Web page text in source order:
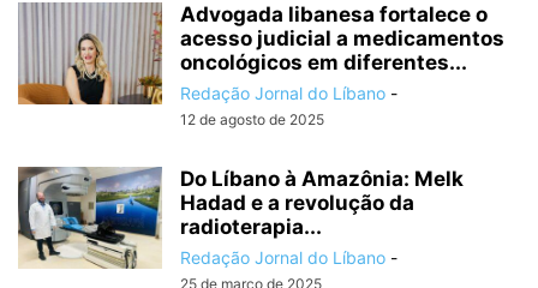
Advogada libanesa fortalece o
acesso judicial a medicamentos
oncológicos em diferentes...
Redação Jornal do Líbano -
12 de agosto de 2025
Do Líbano à Amazônia: Melk
Hadad e a revolução da
radioterapia...
Redação Jornal do Líbano -
25 de março de 2025